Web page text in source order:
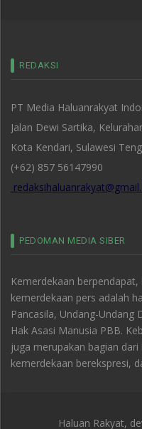
REDAKSI
PT Media Haluanrakyat
Jalan Dewi Sartika,
Kota Kendari, Sulawesi
(+62) 857 56147990
PEDOMAN MEDIA SIBER
Kemerdekaan
kemerdekaan pers adalah
Pancasila, Undang-Undang
Hak Asasi Manusia PBB.
juga merupakan bagian
kemerdekaan berekspresi,
Haluan Rakyat,